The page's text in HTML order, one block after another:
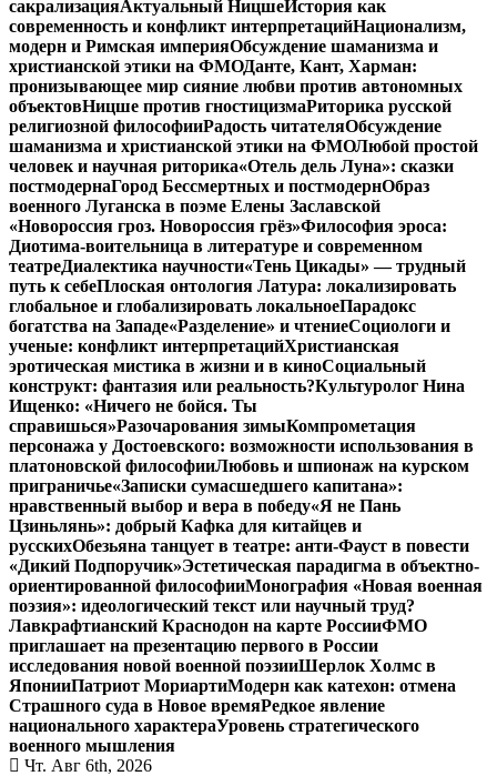
сакрализацияАктуальный НицшеИстория как
современность и конфликт интерпретацийНационализм,
модерн и Римская империяОбсуждение шаманизма и
христианской этики на ФМОДанте, Кант, Харман:
пронизывающее мир сияние любви против автономных
объектовНицше против гностицизмаРиторика русской
религиозной философииРадость читателяОбсуждение
шаманизма и христианской этики на ФМОЛюбой простой
человек и научная риторика«Отель дель Луна»: сказки
постмодернаГород Бессмертных и постмодернОбраз
военного Луганска в поэме Елены Заславской
«Новороссия гроз. Новороссия грёз»Философия эроса:
Диотима-воительница в литературе и современном
театреДиалектика научности«Тень Цикады» — трудный
путь к себеПлоская онтология Латура: локализировать
глобальное и глобализировать локальноеПарадокс
богатства на Западе«Разделение» и чтениеСоциологи и
ученые: конфликт интерпретацийХристианская
эротическая мистика в жизни и в киноСоциальный
конструкт: фантазия или реальность?Культуролог Нина
Ищенко: «Ничего не бойся. Ты
справишься»Разочарования зимыКомпрометация
персонажа у Достоевского: возможности использования в
платоновской философииЛюбовь и шпионаж на курском
приграничье«Записки сумасшедшего капитана»:
нравственный выбор и вера в победу«Я не Пань
Цзиньлянь»: добрый Кафка для китайцев и
русскихОбезьяна танцует в театре: анти-Фауст в повести
«Дикий Подпоручик»Эстетическая парадигма в объектно-
ориентированной философииМонография «Новая военная
поэзия»: идеологический текст или научный труд?
Лавкрафтианский Краснодон на карте РоссииФМО
приглашает на презентацию первого в России
исследования новой военной поэзииШерлок Холмс в
ЯпонииПатриот МориартиМодерн как катехон: отмена
Страшного суда в Новое времяРедкое явление
национального характераУровень стратегического
военного мышления
Чт. Авг 6th, 2026